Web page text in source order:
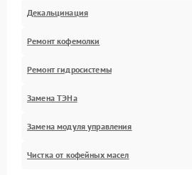
Декальцинация
Ремонт кофемолки
Ремонт гидросистемы
Замена ТЭНа
Замена модуля управления
Чистка от кофейных масел